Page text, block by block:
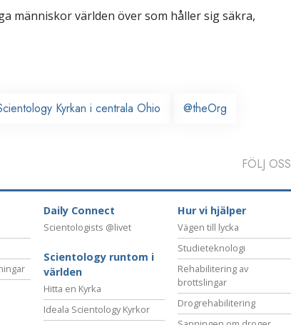
människor världen över som håller sig säkra,
Kyrkan i centrala Ohio @theOrg
FÖLJ OSS
Daily Connect
Scientologists @livet
Scientology runtom i
världen
Hitta en Kyrka
Ideala Scientology Kyrkor
Hur vi hjälper
Vägen till lycka
Studieteknologi
Rehabilitering av
brottslingar
Drogrehabilitering